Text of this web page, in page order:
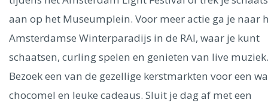
aan op het Museumplein. Voor meer actie ga je naar
Amsterdamse Winterparadijs in de RAI, waar je kunt
schaatsen, curling spelen en genieten van live muziek.
Bezoek een van de gezellige kerstmarkten voor een
chocomel en leuke cadeaus. Sluit je dag af met een